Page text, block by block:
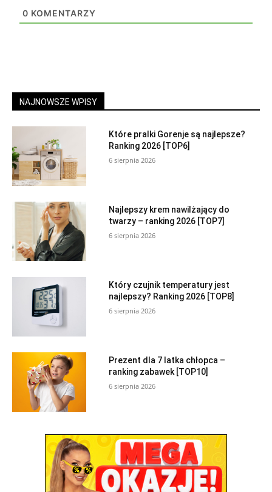
0 KOMENTARZY
NAJNOWSZE WPISY
Które pralki Gorenje są najlepsze?
Ranking 2026 [TOP6]
6 sierpnia 2026
Najlepszy krem nawilżający do
twarzy – ranking 2026 [TOP7]
6 sierpnia 2026
Który czujnik temperatury jest
najlepszy? Ranking 2026 [TOP8]
6 sierpnia 2026
Prezent dla 7 latka chłopca –
ranking zabawek [TOP10]
6 sierpnia 2026